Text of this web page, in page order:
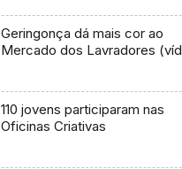
Geringonça dá mais cor ao
Mercado dos Lavradores
110 jovens participaram nas
Oficinas Criativas